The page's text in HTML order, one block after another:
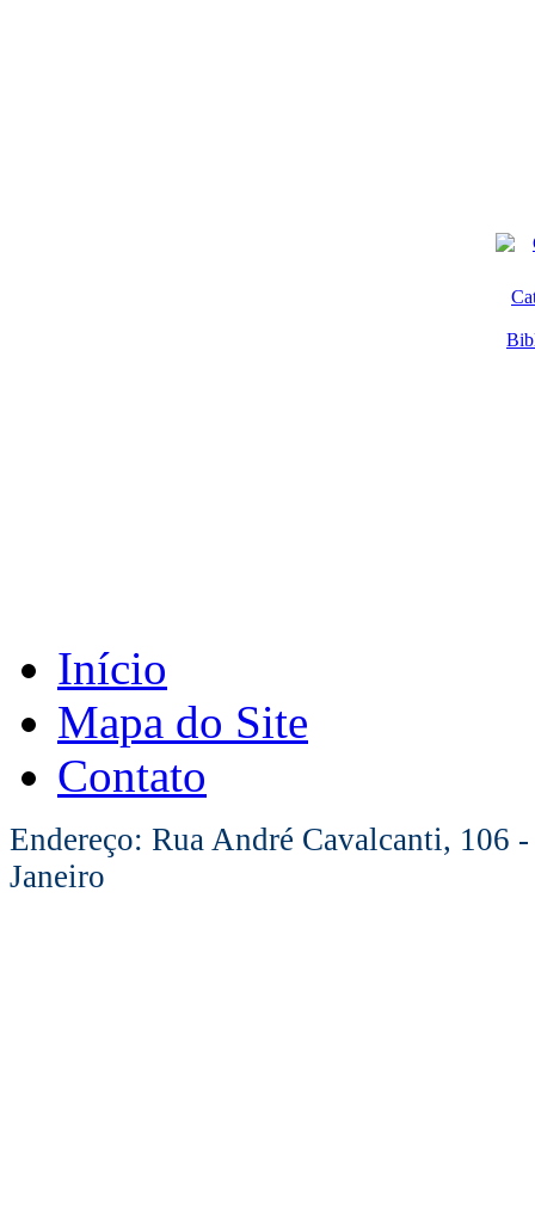
Início
Mapa do Site
Contato
Endereço: Rua André Cavalcanti, 106
Janeiro